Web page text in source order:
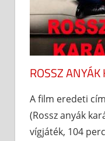
ROSSZ
A film eredeti
(Rossz anyák
vígjáték, 104